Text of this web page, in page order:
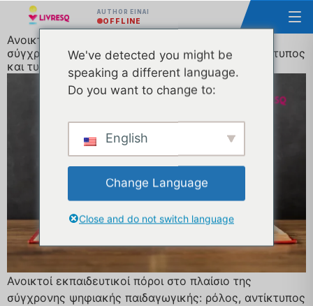
AUTHOR ΕΊΝΑΙ
OFFLINE
Ανοικτοί εκπαιδευτικοί πόροι στο πλαίσιο της
σύγχρονης ψηφιακής παιδαγωγικής: ρόλος, αντίκτυπος
και τυποποίηση
Ανοικτοί εκπαιδευτικοί πόροι στο πλαίσιο της
σύγχρονης ψηφιακής παιδαγωγικής: ρόλος, αντίκτυπος
We've detected you might be
speaking a different language.
Do you want to change to:
English
Change Language
Close and do not switch language